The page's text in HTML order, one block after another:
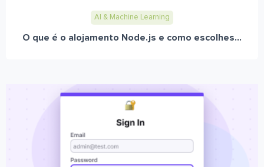
AI & Machine Learning
O que é o alojamento Node.js e como escolhes...